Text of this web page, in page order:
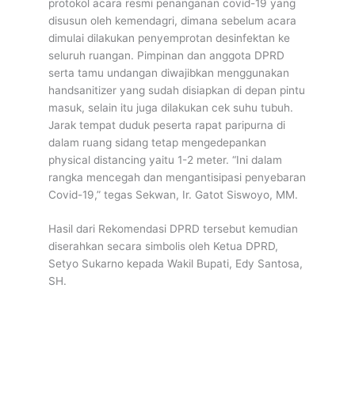
protokol acara resmi penanganan covid-19 yang
disusun oleh kemendagri, dimana sebelum acara
dimulai dilakukan penyemprotan desinfektan ke
seluruh ruangan. Pimpinan dan anggota DPRD
serta tamu undangan diwajibkan menggunakan
handsanitizer yang sudah disiapkan di depan pintu
masuk, selain itu juga dilakukan cek suhu tubuh.
Jarak tempat duduk peserta rapat paripurna di
dalam ruang sidang tetap mengedepankan
physical distancing yaitu 1-2 meter. “Ini dalam
rangka mencegah dan mengantisipasi penyebaran
Covid-19,” tegas Sekwan, Ir. Gatot Siswoyo, MM.
Hasil dari Rekomendasi DPRD tersebut kemudian
diserahkan secara simbolis oleh Ketua DPRD,
Setyo Sukarno kepada Wakil Bupati, Edy Santosa,
SH.